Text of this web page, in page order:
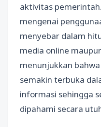
aktivitas
mengenai
menyebar dalam
media online
menunjukkan
semakin terbuka
informasi sehingga
dipahami secara